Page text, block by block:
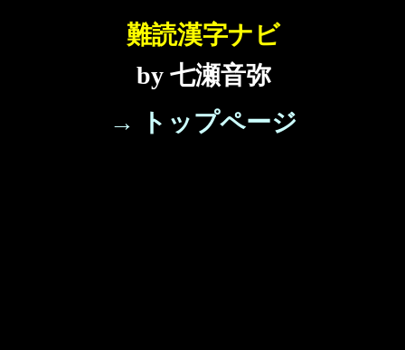
難読漢字ナビ
by 七瀬音弥
→ トップページ